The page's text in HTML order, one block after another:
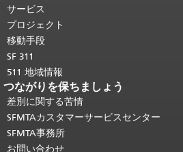
り返されます。
頭に戻る。
サービス
プロジェクト
移動手段
SF 311
511 地域情報
つながりを保ちましょう
差別に関する苦情
SFMTAカスタマーサービスセンター
SFMTA事務所
お問い合わせ